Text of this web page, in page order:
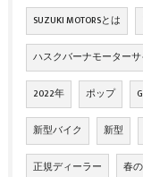
SUZUKI MOTORSとは
ハスクバーナモーター
2022年 ポップ
新型バイク 新型
正規ディーラー 春